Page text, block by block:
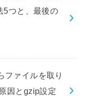
5つと、最後の
ァイルを取り
因とgzip設定